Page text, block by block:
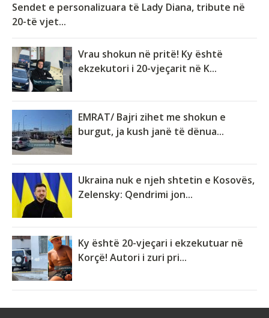
Sendet e personalizuara të Lady Diana, tribute në
20-të vjet...
Vrau shokun në pritë! Ky është
ekzekutori i 20-vjeçarit në K...
EMRAT/ Bajri zihet me shokun e
burgut, ja kush janë të dënua...
Ukraina nuk e njeh shtetin e Kosovës,
Zelensky: Qendrimi jon...
Ky është 20-vjeçari i ekzekutuar në
Korçë! Autori i zuri pri...